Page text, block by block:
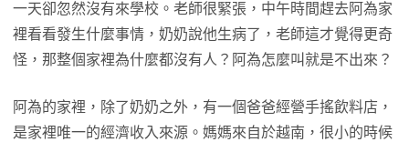
一天卻忽然沒有來學校。老師很緊張，中午時間趕去阿為家
裡看看發生什麼事情，奶奶說他生病了，老師這才覺得更奇
怪，那整個家裡為什麼都沒有人？阿為怎麼叫就是不出來？
阿為的家裡，除了奶奶之外，有一個爸爸經營手搖飲料店，
是家裡唯一的經濟收入來源。媽媽來自於越南，很小的時候